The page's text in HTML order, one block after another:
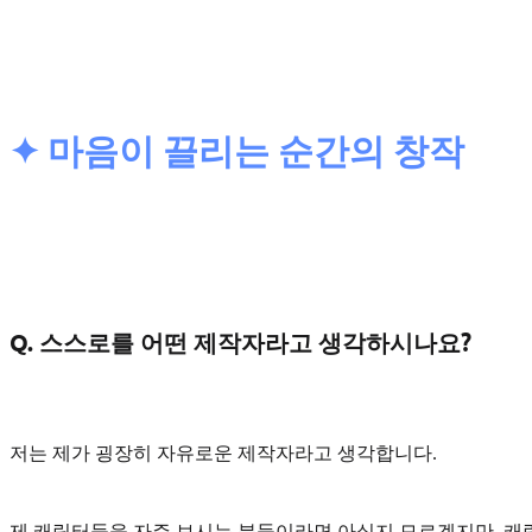
✦ 마음이 끌리는 순간의 창작
Q. 스스로를 어떤 제작자라고 생각하시나요?
저는 제가 굉장히 자유로운 제작자라고 생각합니다.